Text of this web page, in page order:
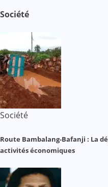
Société
Société
Route Bambalang-Bafanji : La
activités économiques